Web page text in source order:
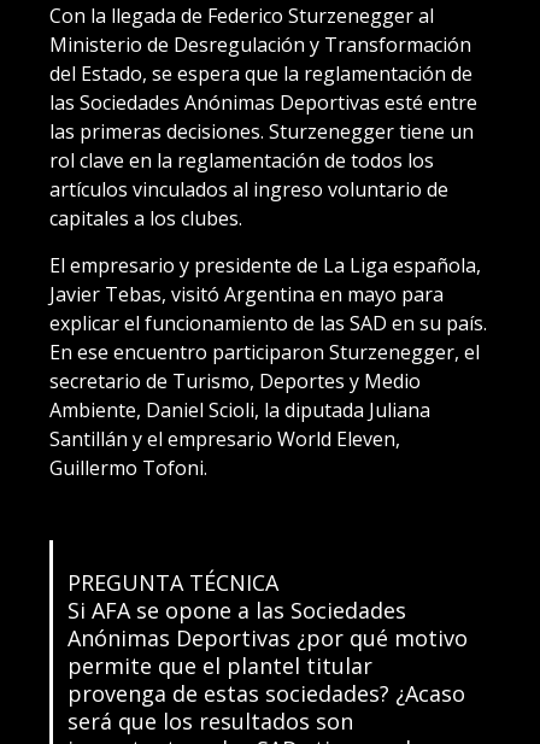
Con la llegada de Federico Sturzenegger al
Ministerio de Desregulación y Transformación
del Estado, se espera que la reglamentación de
las Sociedades Anónimas Deportivas esté entre
las primeras decisiones. Sturzenegger tiene un
rol clave en la reglamentación de todos los
artículos vinculados al ingreso voluntario de
capitales a los clubes.
El empresario y presidente de La Liga española,
Javier Tebas, visitó Argentina en mayo para
explicar el funcionamiento de las SAD en su país.
En ese encuentro participaron Sturzenegger, el
secretario de Turismo, Deportes y Medio
Ambiente, Daniel Scioli, la diputada Juliana
Santillán y el empresario World Eleven,
Guillermo Tofoni.
PREGUNTA TÉCNICA
Si AFA se opone a las Sociedades
Anónimas Deportivas ¿por qué motivo
permite que el plantel titular
provenga de estas sociedades? ¿Acaso
será que los resultados son